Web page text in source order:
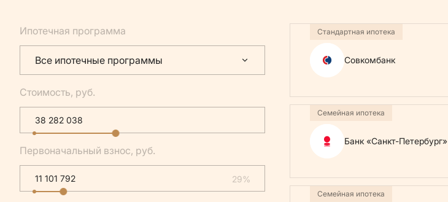
Ипотечная программа
Все ипотечные программы
Стоимость, руб.
Первоначальный взнос, руб.
29%
Совкомбанк
Стандартная ипотека
Банк «Санкт-Петербург»
Семейная ипотека
Семейная ипотека